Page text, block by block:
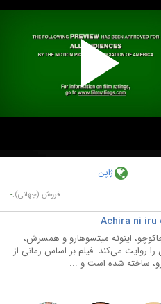
ژاپن
فروش (جهانی):-
اینوئه میتسوهارو و همسرش،
روایت می‌کند. فیلم بر اساس رمانی از
ساخته شده است و ...